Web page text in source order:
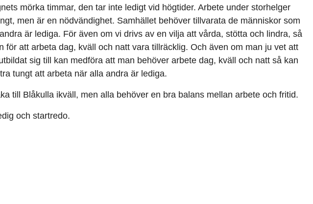
mörka timmar, den tar inte ledigt vid högtider. Arbete under storhelger
men är en nödvändighet. Samhället behöver tillvarata de människor som
är lediga. För även om vi drivs av en vilja att vårda, stötta och lindra, så
för att arbeta dag, kväll och natt vara tillräcklig. Och även om man ju vet att
sig till kan medföra att man behöver arbete dag, kväll och natt så kan
tungt att arbeta när alla andra är lediga.
till Blåkulla ikväll, men alla behöver en bra balans mellan arbete och fritid.
och startredo.